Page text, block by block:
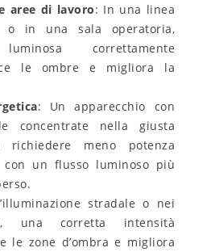
aree di lavoro: In una linea
o in una sala operatoria,
correttamente
le ombre e migliora la
: Un apparecchio con
concentrate nella giusta
richiedere meno potenza
un flusso luminoso più
stradale o nei
una corretta intensità
le zone d’ombra e migliora